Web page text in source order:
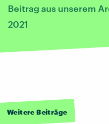
Beitrag aus unserem
2021
Weitere Beiträge